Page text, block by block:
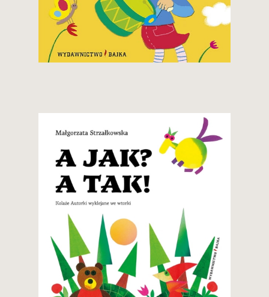
8,50 zł
Zobacz i kup